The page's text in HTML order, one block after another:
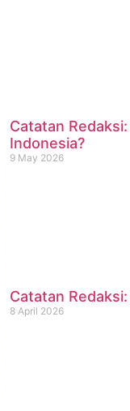
Catatan
Indonesia?
9 May 2026
Catatan
8 April 2026